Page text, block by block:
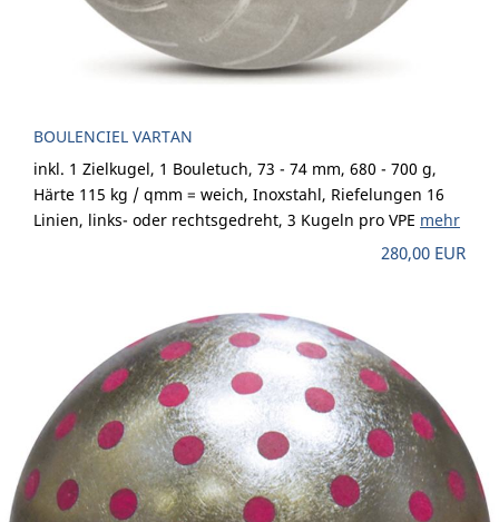
BOULENCIEL VARTAN
inkl. 1 Zielkugel, 1 Bouletuch, 73 - 74 mm, 680 - 700 g,
Härte 115 kg / qmm = weich, Inoxstahl, Riefelungen 16
Linien, links- oder rechtsgedreht, 3 Kugeln pro VPE mehr
280,00 EUR